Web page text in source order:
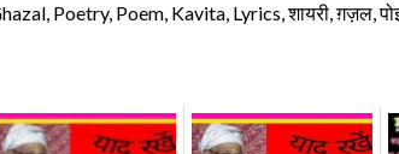
Poetry, Poem, Kavita, Lyrics, शायरी, ग़ज़ल,